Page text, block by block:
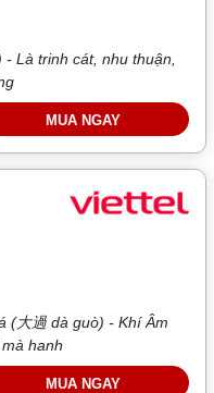
Là trinh cát, nhu thuận,
MUA NGAY
(大過 dà guò) - Khí Âm
hanh
MUA NGAY